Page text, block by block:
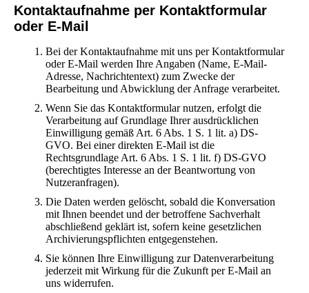
Kontaktaufnahme per Kontaktformular
oder E-Mail
Bei der Kontaktaufnahme mit uns per Kontaktformular
oder E-Mail werden Ihre Angaben (Name, E-Mail-
Adresse, Nachrichtentext) zum Zwecke der
Bearbeitung und Abwicklung der Anfrage verarbeitet.
Wenn Sie das Kontaktformular nutzen, erfolgt die
Verarbeitung auf Grundlage Ihrer ausdrücklichen
Einwilligung gemäß Art. 6 Abs. 1 S. 1 lit. a) DS-
GVO. Bei einer direkten E-Mail ist die
Rechtsgrundlage Art. 6 Abs. 1 S. 1 lit. f) DS-GVO
(berechtigtes Interesse an der Beantwortung von
Nutzeranfragen).
Die Daten werden gelöscht, sobald die Konversation
mit Ihnen beendet und der betroffene Sachverhalt
abschließend geklärt ist, sofern keine gesetzlichen
Archivierungspflichten entgegenstehen.
Sie können Ihre Einwilligung zur Datenverarbeitung
jederzeit mit Wirkung für die Zukunft per E-Mail an
uns widerrufen.